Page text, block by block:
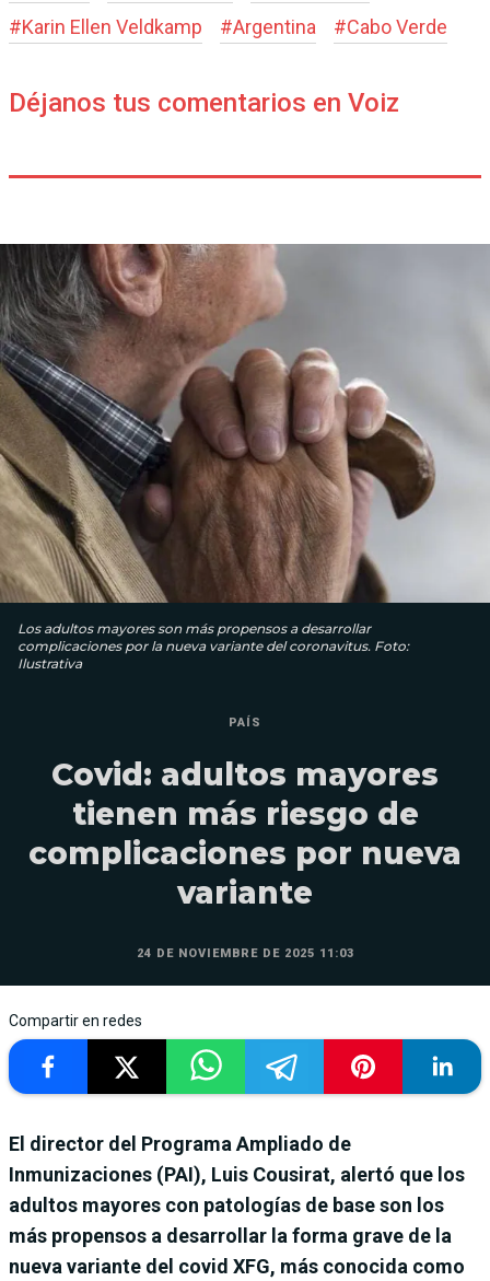
#Karin Ellen Veldkamp #Argentina #Cabo Verde
Déjanos tus comentarios en Voiz
Los adultos mayores son más propensos a desarrollar
complicaciones por la nueva variante del coronavitus. Foto:
Ilustrativa
PAÍS
Covid: adultos mayores
tienen más riesgo de
complicaciones por nueva
variante
24 DE NOVIEMBRE DE 2025 11:03
Compartir en redes
El director del Programa Ampliado de
Inmunizaciones (PAI), Luis Cousirat, alertó que los
adultos mayores con patologías de base son los
más propensos a desarrollar la forma grave de la
nueva variante del covid XFG, más conocida como